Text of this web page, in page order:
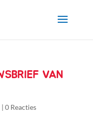
VAN
| 0 Reacties